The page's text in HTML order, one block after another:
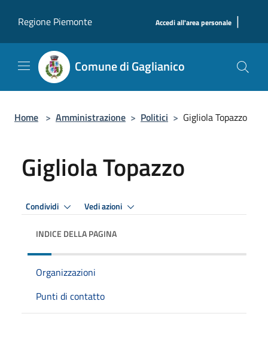
Regione Piemonte
Accedi all'area personale |
Comune di Gaglianico
Home > Amministrazione > Politici > Gigliola Topazzo
Gigliola Topazzo
Condividi Vedi azioni
INDICE DELLA PAGINA
Organizzazioni
Punti di contatto